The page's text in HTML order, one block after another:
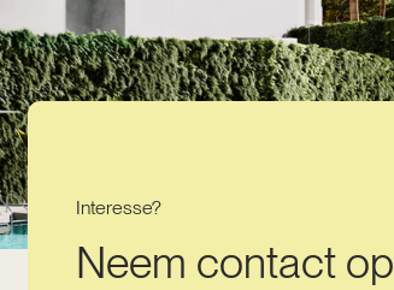
Interesse?
Neem contact op